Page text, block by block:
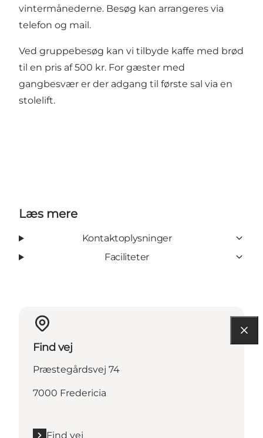
vintermånederne. Besøg kan arrangeres via
telefon og mail.
Ved gruppebesøg kan vi tilbyde kaffe med brød
til en pris af 500 kr. For gæster med
gangbesvær er der adgang til første sal via en
stolelift.
Læs mere
Kontaktoplysninger
Faciliteter
Find vej
Præstegårdsvej 74
7000 Fredericia
Find vej